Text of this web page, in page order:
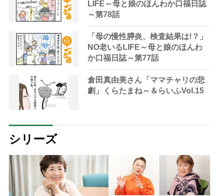
LIFE～母と娘のほんわか口福日誌
～第78話
「母の慢性膵炎、検査結果は!？」
NO老いるLIFE～母と娘のほんわ
か口福日誌～第77話
倉田真由美さん「ママチャリの悲
劇」くらたまね～＆らいふVol.15
シリーズ